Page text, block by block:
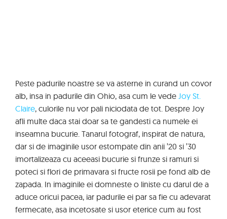
Peste padurile noastre se va asterne in curand un covor
alb, insa in padurile din Ohio, asa cum le vede Joy St.
Claire, culorile nu vor pali niciodata de tot. Despre Joy
afli multe daca stai doar sa te gandesti ca numele ei
inseamna bucurie. Tanarul fotograf, inspirat de natura,
dar si de imaginile usor estompate din anii ’20 si ’30
imortalizeaza cu aceeasi bucurie si frunze si ramuri si
poteci si flori de primavara si fructe rosii pe fond alb de
zapada. In imaginile ei domneste o liniste cu darul de a
aduce oricui pacea, iar padurile ei par sa fie cu adevarat
fermecate, asa incetosate si usor eterice cum au fost